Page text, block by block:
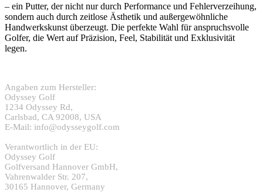
– ein Putter, der nicht nur durch Performance und Fehlerverzeihung,
sondern auch durch zeitlose Ästhetik und außergewöhnliche
Handwerkskunst überzeugt. Die perfekte Wahl für anspruchsvolle
Golfer, die Wert auf Präzision, Feel, Stabilität und Exklusivität
legen.
Angaben zum Hersteller:
Odyssey Golf
1234 Odyssey Rd,
Carlsbad, CA 92008, USA
E-Mail: info@odysseygolf.com
Verantwortlich in der EU:
Odyssey Golf
Golfversand Hannover GmbH,
Vahrenwalder Str. 207,
30165 Hannover, Germany